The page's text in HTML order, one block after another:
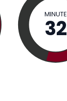
MINUTE
32